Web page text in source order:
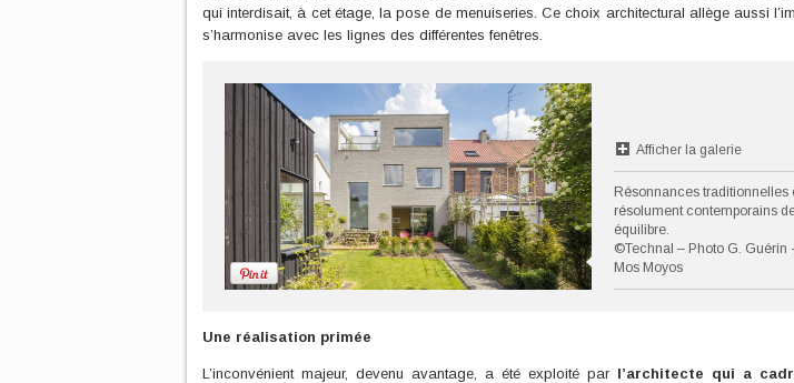
qui interdisait, à cet étage, la pose de menuiseries. Ce choix architectural allège aussi
s’harmonise avec les lignes des différentes fenêtres.
Afficher la galerie
Résonnances traditionnelles
résolument contemporains
équilibre.
©Technal – Photo G. Guérin
Mos Moyos
Une réalisation primée
L’inconvénient majeur, devenu avantage, a été exploité par l’architecte qui a